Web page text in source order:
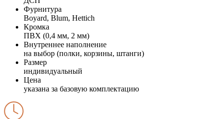
Фурнитура
Boyard, Blum, Hettich
Кромка
ПВХ (0,4 мм, 2 мм)
Внутреннее наполнение
на выбор (полки, корзины, штанги)
Размер
индивидуальный
Цена
указана за базовую комплектацию